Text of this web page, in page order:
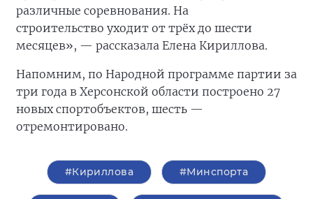
различные соревнования. На
строительство уходит от трёх до шести
месяцев», — рассказала Елена Кириллова.
Напомним, по Народной программе партии за
три года в Херсонской области построено 27
новых спортобъектов, шесть —
отремонтировано.
#Кириллова #Минспорта